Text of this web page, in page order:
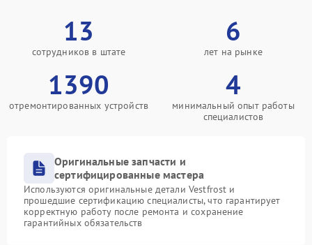
13
сотрудников в штате
6
лет на рынке
1390
отремонтированных устройств
4
минимальный опыт работы
специалистов
Оригинальные запчасти и
сертифицированные мастера
Используются оригинальные детали Vestfrost и
прошедшие сертификацию специалисты, что гарантирует
корректную работу после ремонта и сохранение
гарантийных обязательств